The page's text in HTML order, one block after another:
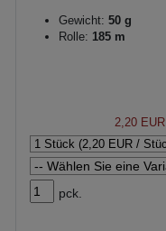
Gewicht: 50 g
Rolle: 185 m
2,20 EUR
pck.